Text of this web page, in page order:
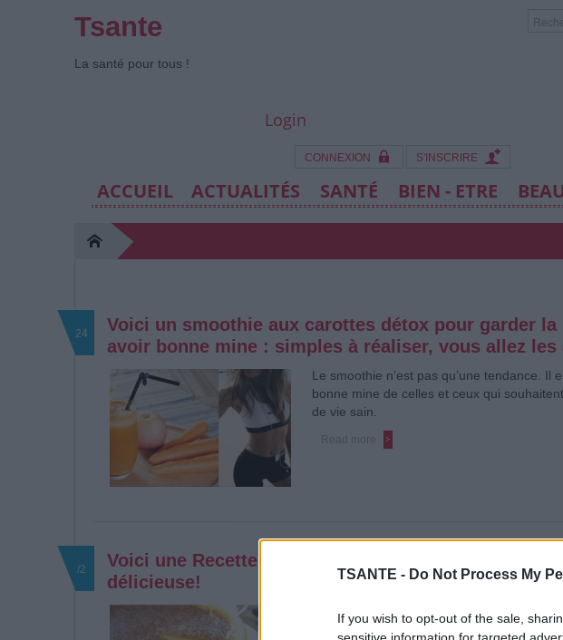
TSANTE - Do Not Process My
If you wish to opt-out of the sale,
sensitive information for targeted
Tsante
La santé pour tous !
Login
CONNEXION S'INSCRIRE
ACCUEIL ACTUALITÉS SANTÉ BIEN - ETRE
Voici un smoothie aux carottes détox pour garder la
avoir bonne mine : simples à réaliser, vous allez les
24
Le smoothie n’est pas qu’une tendance. Il
bonne mine de celles et ceux qui
de vie sain.
Voici une Recette de gâteau au Fromage super
délicieuse!
/2
RECETTE SAVOUREUSE ! Envie d’un bon
avec du fromage frais ? Vous tombez bien,